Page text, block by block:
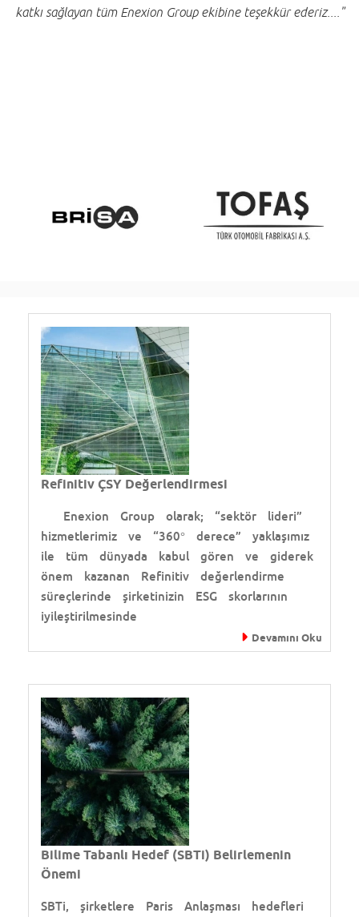
katkı sağlayan tüm Enexion Group ekibine teşekkür ederiz...."
Refinitiv ÇSY Değerlendirmesi
Enexion Group olarak; “sektör lideri”
hizmetlerimiz ve “360° derece” yaklaşımız
ile tüm dünyada kabul gören ve giderek
önem kazanan Refinitiv değerlendirme
süreçlerinde şirketinizin ESG skorlarının
iyileştirilmesinde
Devamını Oku
Bilime Tabanlı Hedef (SBTi) Belirlemenin
Önemi
SBTi, şirketlere Paris Anlaşması hedefleri